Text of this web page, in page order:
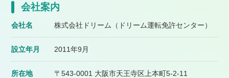
会社案内
会社名 株式会社ドリーム （ドリーム運転免許センター）
設立年月 2011年9月
所在地 〒543-0001 大阪市天王寺区上本町5-2-11